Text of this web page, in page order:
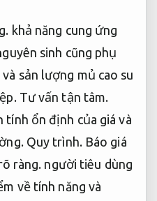
khả năng cung ứng
sinh cũng phụ
sản lượng mủ cao su
Tư vấn tận tâm.
tính ổn định của giá và
Quy trình. Báo giá
ràng. người tiêu dùng
về tính năng và